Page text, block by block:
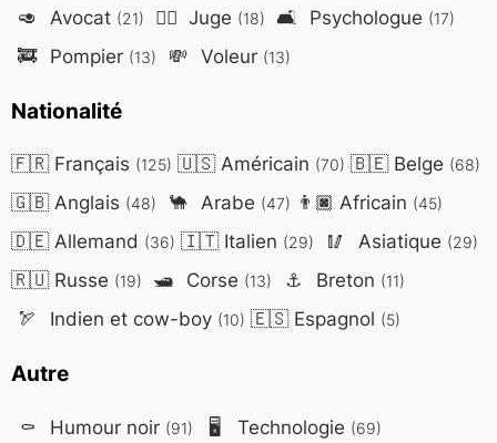
🥑 Avocat (21) 👨‍⚖️ Juge (18) 🛋️ Psychologue (17)
🚒 Pompier (13) 💸 Voleur (13)
Nationalité
🇫🇷Français (125) 🇺🇸Américain (70) 🇧🇪Belge (68)
🇬🇧Anglais (48) 🐪 Arabe (47) 👨🏿 Africain (45)
🇩🇪Allemand (36) 🇮🇹Italien (29) 🥢 Asiatique (29)
🇷🇺Russe (19) 🛥️ Corse (13) ⚓ Breton (11)
🏹 Indien et cow-boy (10) 🇪🇸Espagnol (5)
Autre
⚰️ Humour noir (91) 🖥️ Technologie (69)